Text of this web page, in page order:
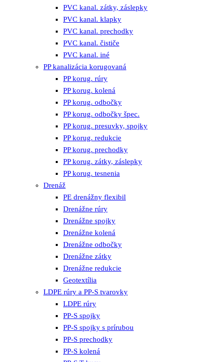
PVC kanal. zátky, záslepky
PVC kanal. klapky
PVC kanal. prechodky
PVC kanal. čističe
PVC kanal. iné
PP kanalizácia korugovaná
PP korug. rúry
PP korug. kolená
PP korug. odbočky
PP korug. odbočky špec.
PP korug. presuvky, spojky
PP korug. redukcie
PP korug. prechodky
PP korug. zátky, záslepky
PP korug. tesnenia
Drenáž
PE drenážny flexibil
Drenážne rúry
Drenážne spojky
Drenážne kolená
Drenážne odbočky
Drenážne zátky
Drenážne redukcie
Geotextília
LDPE rúry a PP-S tvarovky
LDPE rúry
PP-S spojky
PP-S spojky s prírubou
PP-S prechodky
PP-S kolená